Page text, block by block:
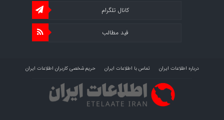
کانال تلگرام
فید مطالب
درباره اطلاعات ایران تماس با اطلاعات ایران حریم شخصی کاربران اطلاعات ایران
شرایط بازنشر محتوا در اطلاعات ایران تبلیغات در اطلاعات ایران تحلیل اطلاعات سرمایه